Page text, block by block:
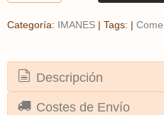
Categoría: IMANES | Tags: |
Descripción
Costes de Envío